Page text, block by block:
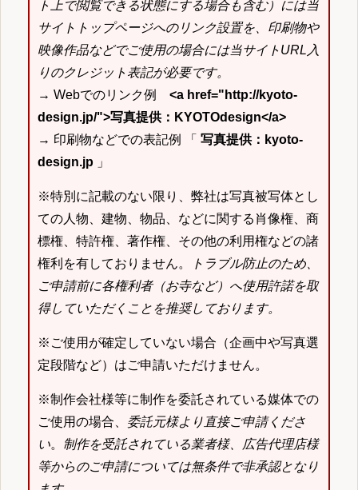
ト上で閲覧できる状態にする場合も含む）には当
サイトトップページへのリンク設置を、印刷物や
映像作品などでご使用の場合には当サイトURL入
りのクレジット表記が必要です。
→ Webでのリンク例 <a href="http://kyoto-
design.jp/">写真提供：KYOTOdesign</a>
→ 印刷物などでの表記例 「 写真提供：kyoto-
design.jp 」
※特別に記載のない限り、弊社は写真被写体とし
ての人物、建物、物品、などに関する肖像権、商
標権、特許権、著作権、その他の利用権などの諸
権利を有しておりません。
トラブル防止のため、
ご申請前に各権利者（お寺など）へ使用許諾を取
得していただくことを推奨しております。
※ご使用が確定していない場合（企画中や写真選
定段階など）はご申請いただけません。
※制作会社様等に制作を委託されている媒体での
ご使用の場合、 委託元様より直接ご申請くださ
い。 制作を受託されている業者様、広告代理店様
等からのご申請については無条件で非承認となり